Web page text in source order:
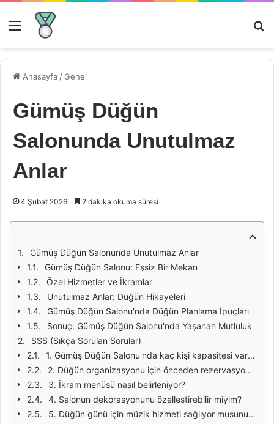
Menü
Anasayfa /Genel
Gümüş Düğün
Salonunda Unutulmaz
Anlar
4 Şubat 2026 2 dakika okuma süresi
Gümüş Düğün Salonunda Unutulmaz Anlar
Gümüş Düğün Salonu: Eşsiz Bir Mekan
Özel Hizmetler ve İkramlar
Unutulmaz Anlar: Düğün Hikayeleri
Gümüş Düğün Salonu'nda Düğün Planlama İpuçları
Sonuç: Gümüş Düğün Salonu'nda Yaşanan Mutluluk
SSS (Sıkça Sorulan Sorular)
1. Gümüş Düğün Salonu'nda kaç kişi kapasitesi vardır?
2. Düğün organizasyonu için önceden rezervasyon yapmalı mıyım?
3. İkram menüsü nasıl belirleniyor?
4. Salonun dekorasyonunu özelleştirebilir miyim?
5. Düğün günü için müzik hizmeti sağlıyor musunuz?